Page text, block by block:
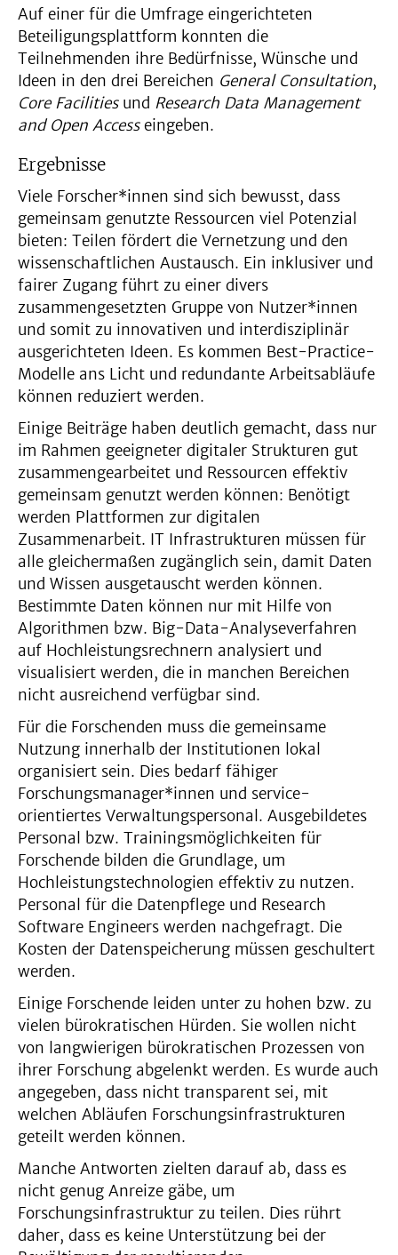
Auf einer für die Umfrage eingerichteten
Beteiligungsplattform konnten die
Teilnehmenden ihre Bedürfnisse, Wünsche und
Ideen in den drei Bereichen General Consultation,
Core Facilitiesund Research Data Management
and Open Accesseingeben.
Ergebnisse
Viele Forscher*innen sind sich bewusst, dass
gemeinsam genutzte Ressourcen viel Potenzial
bieten: Teilen fördert die Vernetzung und den
wissenschaftlichen Austausch. Ein inklusiver und
fairer Zugang führt zu einer divers
zusammengesetzten Gruppe von Nutzer*innen
und somit zu innovativen und interdisziplinär
ausgerichteten Ideen. Es kommen Best-Practice-
Modelle ans Licht und redundante Arbeitsabläufe
können reduziert werden.
Einige Beiträge haben deutlich gemacht, dass nur
im Rahmen geeigneter digitaler Strukturen gut
zusammengearbeitet und Ressourcen effektiv
gemeinsam genutzt werden können: Benötigt
werden Plattformen zur digitalen
Zusammenarbeit. IT Infrastrukturen müssen für
alle gleichermaßen zugänglich sein, damit Daten
und Wissen ausgetauscht werden können.
Bestimmte Daten können nur mit Hilfe von
Algorithmen bzw. Big-Data-Analyseverfahren
auf Hochleistungsrechnern analysiert und
visualisiert werden, die in manchen Bereichen
nicht ausreichend verfügbar sind.
Für die Forschenden muss die gemeinsame
Nutzung innerhalb der Institutionen lokal
organisiert sein. Dies bedarf fähiger
Forschungsmanager*innen und service-
orientiertes Verwaltungspersonal. Ausgebildetes
Personal bzw. Trainingsmöglichkeiten für
Forschende bilden die Grundlage, um
Hochleistungstechnologien effektiv zu nutzen.
Personal für die Datenpflege und Research
Software Engineers werden nachgefragt. Die
Kosten der Datenspeicherung müssen geschultert
werden.
Einige Forschende leiden unter zu hohen bzw. zu
vielen bürokratischen Hürden. Sie wollen nicht
von langwierigen bürokratischen Prozessen von
ihrer Forschung abgelenkt werden. Es wurde auch
angegeben, dass nicht transparent sei, mit
welchen Abläufen Forschungsinfrastrukturen
geteilt werden können.
Manche Antworten zielten darauf ab, dass es
nicht genug Anreize gäbe, um
Forschungsinfrastruktur zu teilen. Dies rührt
daher, dass es keine Unterstützung bei der